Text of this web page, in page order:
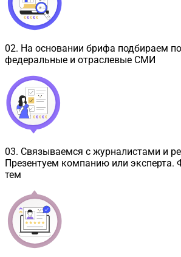
02. На основании брифа подбираем
федеральные и отраслевые СМИ
03. Связываемся с журналистами и
Презентуем компанию или эксперта.
тем